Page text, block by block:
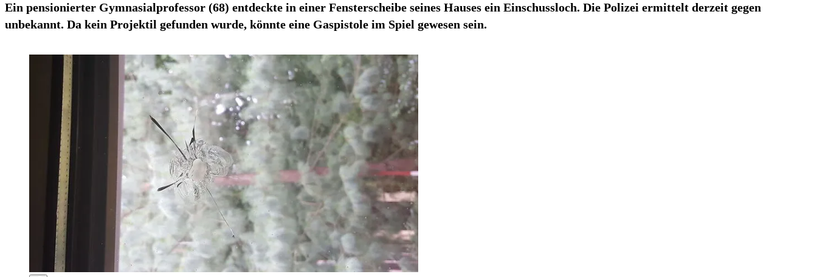
Ein pensionierter Gymnasialprofessor (68) entdeckte in einer Fensterscheibe seines Hauses ein Einschussloch. Die Polizei ermittelt derzeit gegen
unbekannt. Da kein Projektil gefunden wurde, könnte eine Gaspistole im Spiel gewesen sein.